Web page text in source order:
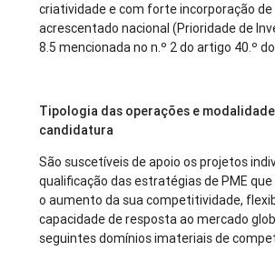
criatividade e com forte incorporação de
acrescentado nacional (Prioridade de
8.5 mencionada no n.º 2 do artigo 40.º do
Tipologia das operações e
candidatura
São suscetíveis de apoio os projetos
qualificação das estratégias de PME
o aumento da sua competitividade,
capacidade de resposta ao mercado
seguintes domínios imateriais de